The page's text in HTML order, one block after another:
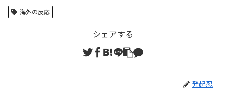
海外の反応
シェアする
発起忍